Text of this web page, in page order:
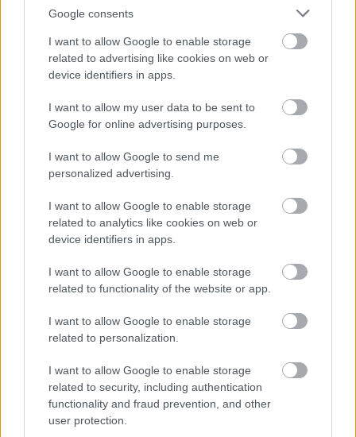
Google consents
I want to allow Google to enable storage
related to advertising like cookies on web or
device identifiers in apps.
I want to allow my user data to be sent to
Google for online advertising purposes.
I want to allow Google to send me
personalized advertising.
I want to allow Google to enable storage
related to analytics like cookies on web or
device identifiers in apps.
I want to allow Google to enable storage
related to functionality of the website or app.
I want to allow Google to enable storage
related to personalization.
I want to allow Google to enable storage
related to security, including authentication
functionality and fraud prevention, and other
user protection.
Így néz ki belülről a Virgin Galactic
magánembereknek szánt űrhajója
PCW.lite
Hogyan készíts autóverseny-
játékot házilag?
Tippek | 2020.06.28 09:40
Az égig értek a HelloWorld
táborok
Készíts velünk videojátékot!
| 2019.04.17 06:45
Megújulnak a HelloWorld táborok
- indul a jelentkezés
| 2019.02.28 07:45
Így tanítunk mi!
| 2018.09.03 07:50